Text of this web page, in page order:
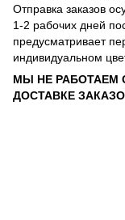
Отправка заказов
1-2 рабочих дней
предусматривает
индивидуальном
МЫ НЕ РАБОТАЕМ
ДОСТАВКЕ